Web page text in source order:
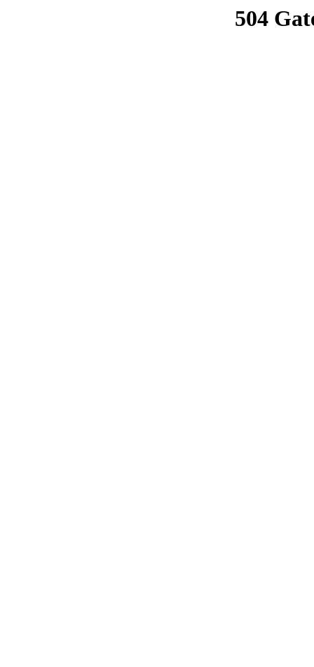
504